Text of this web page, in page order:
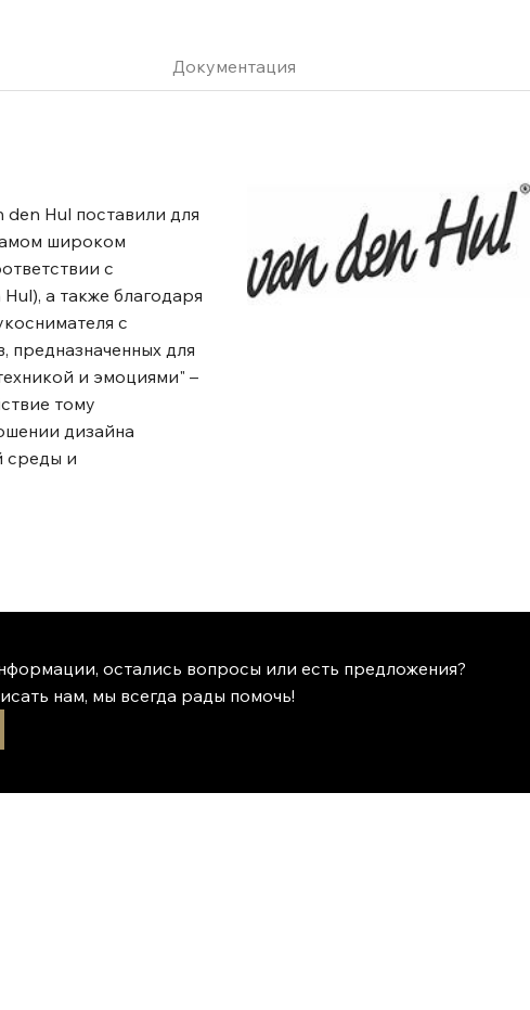
Документация
den Hul поставили для
широком
с
а также благодаря
с
для
и эмоциями" –
тому
дизайна
среды и
остались вопросы или есть предложения?
нам, мы всегда рады помочь!